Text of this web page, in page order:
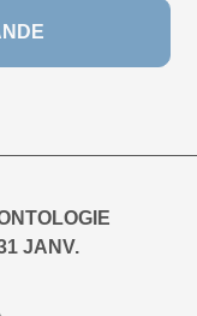
JANV.